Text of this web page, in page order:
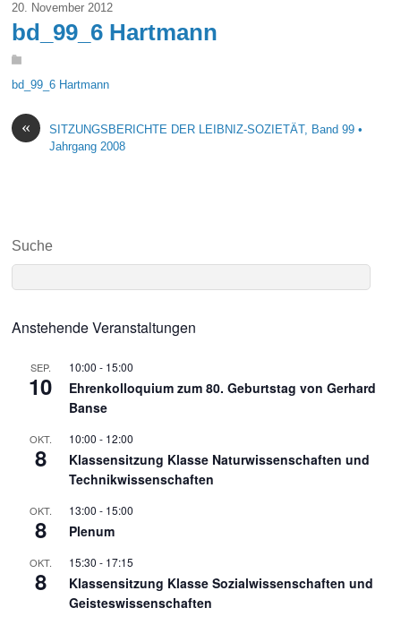
20. November 2012
bd_99_6 Hartmann
bd_99_6 Hartmann
«
SITZUNGSBERICHTE DER LEIBNIZ-SOZIETÄT, Band 99 •
Jahrgang 2008
Suche
Anstehende Veranstaltungen
SEP.
10
10:00 - 15:00
Ehrenkolloquium zum 80. Geburtstag von Gerhard
Banse
OKT.
8
10:00 - 12:00
Klassensitzung Klasse Naturwissenschaften und
Technikwissenschaften
OKT.
8
13:00 - 15:00
Plenum
OKT.
8
15:30 - 17:15
Klassensitzung Klasse Sozialwissenschaften und
Geisteswissenschaften